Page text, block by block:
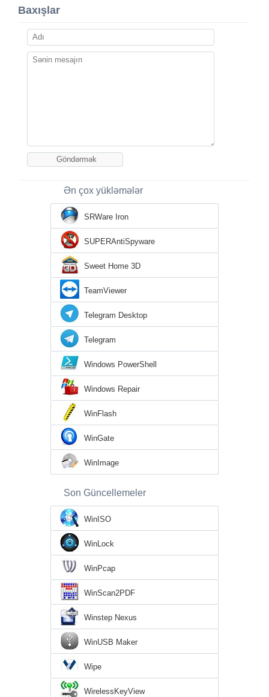
Baxışlar
Ən çox yükləmələr
SRWare Iron
SUPERAntiSpyware
Sweet Home 3D
TeamViewer
Telegram Desktop
Telegram
Windows PowerShell
Windows Repair
WinFlash
WinGate
WinImage
Son Güncellemeler
WinISO
WinLock
WinPcap
WinScan2PDF
Winstep Nexus
WinUSB Maker
Wipe
WirelessKeyView